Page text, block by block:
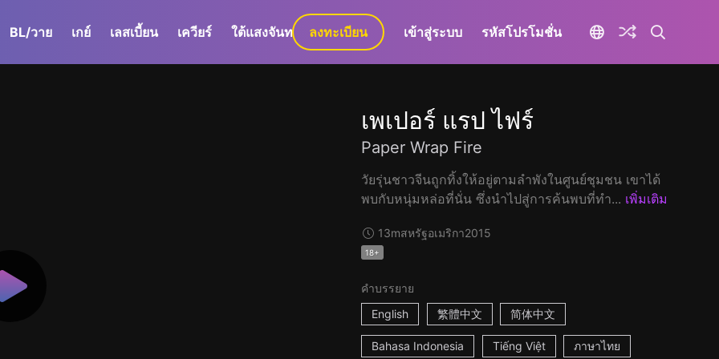
BL/วาย เกย์ เลสเบี้ยน เควียร์ ใต้แสงจันทร์ GaLa+
ลงทะเบียน เข้าสู่ระบบ รหัสโปรโมชั่น
เพเปอร์ แรป ไฟร์
Paper Wrap Fire
วัยรุ่นชาวจีนถูกทิ้งให้อยู่ตามลำพังในศูนย์ชุมชน เขาได้
พบกับหนุ่มหล่อที่นั่น ซึ่งนำไปสู่การค้นพบที่ทำ... เพิ่มเติม
13mสหรัฐอเมริกา2015
18+
คำบรรยาย
English
繁體中文 简体中文
Bahasa Indonesia Tiếng Việt ภาษาไทย